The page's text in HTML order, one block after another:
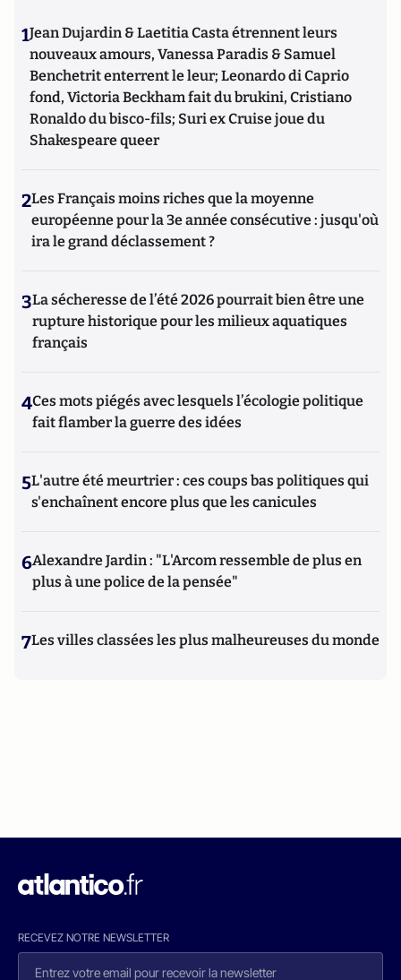
1Jean Dujardin & Laetitia Casta étrennent leurs
nouveaux amours, Vanessa Paradis & Samuel
Benchetrit enterrent le leur; Leonardo di Caprio
fond, Victoria Beckham fait du brukini, Cristiano
Ronaldo du bisco-fils; Suri ex Cruise joue du
Shakespeare queer
2Les Français moins riches que la moyenne
européenne pour la 3e année consécutive : jusqu'où
ira le grand déclassement ?
3La sécheresse de l’été 2026 pourrait bien être une
rupture historique pour les milieux aquatiques
français
4Ces mots piégés avec lesquels l’écologie politique
fait flamber la guerre des idées
5L'autre été meurtrier : ces coups bas politiques qui
s'enchaînent encore plus que les canicules
6Alexandre Jardin : "L'Arcom ressemble de plus en
plus à une police de la pensée"
7Les villes classées les plus malheureuses du monde
RECEVEZ NOTRE NEWSLETTER